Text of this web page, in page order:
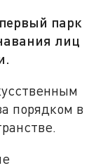
парк
лиц
порядком в